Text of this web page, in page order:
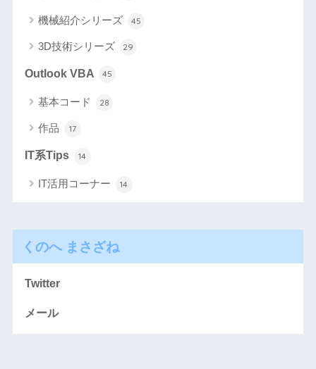
機械紹介シリーズ 45
3D技術シリーズ 29
Outlook VBA 45
基本コード 28
作品 17
IT系Tips 14
IT活用コーナー 14
くのへ まさざね
Twitter
メール